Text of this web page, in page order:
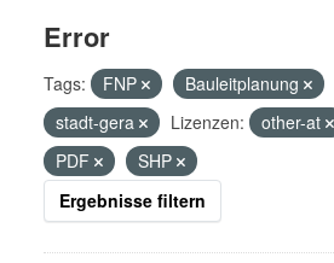
Error
Tags: FNP Bauleitplanung
stadt-gera
Lizenzen: other-at
PDF
SHP
Ergebnisse filtern